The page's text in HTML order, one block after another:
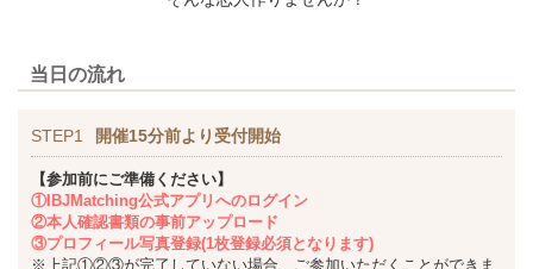
当日の流れ
STEP1 開催15分前より受付開始
【参加前にご準備ください】
①IBJMatching公式アプリへのログイン
②本人確認書類の事前アップロード
③プロフィール写真登録(1枚登録必須となります)
※上記①②③が完了していない場合、ご参加いただくことができま